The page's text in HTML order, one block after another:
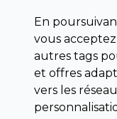
Beaux livres et
Para scolaire
Histoire
Pochoteque
Pleiade
En
vous
autres tags
et offres
vers les